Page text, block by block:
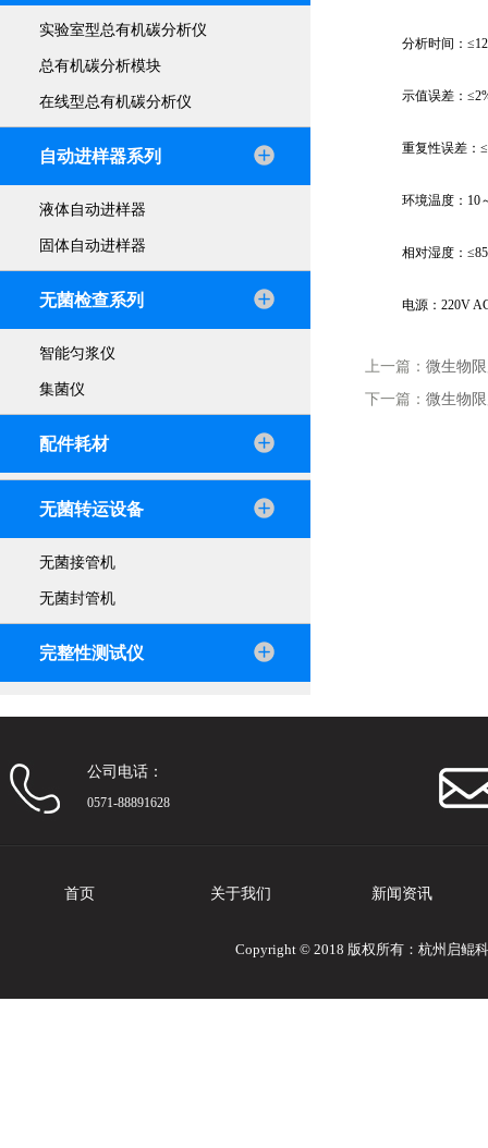
实验室型总有机碳分析仪
总有机碳分析模块
在线型总有机碳分析仪
自动进样器系列
液体自动进样器
固体自动进样器
无菌检查系列
智能匀浆仪
集菌仪
配件耗材
无菌转运设备
无菌接管机
无菌封管机
完整性测试仪
分析时间：
示值误差：
重复性误差：
环境温度：10
相对湿度：
电源：220V
上一篇： 微生物
下一篇： 微生物
公司电话：
0571-88891628
首页 关于我们 新闻资讯
Copyright © 2018 版权所有：杭州启鲲